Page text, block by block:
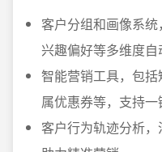
客户分组和画像系统
兴趣偏好等多维度自
智能营销工具，包
属优惠券等，支持一
客户行为轨迹分析，